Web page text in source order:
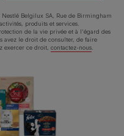
Belgilux SA, Rue de Birmingham
produits et services.
de la vie privée et à l'égard des
avez le droit de consulter, de faire
exercer ce droit, contactez-nous.